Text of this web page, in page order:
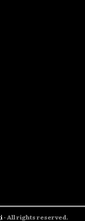
- All rights reserved.